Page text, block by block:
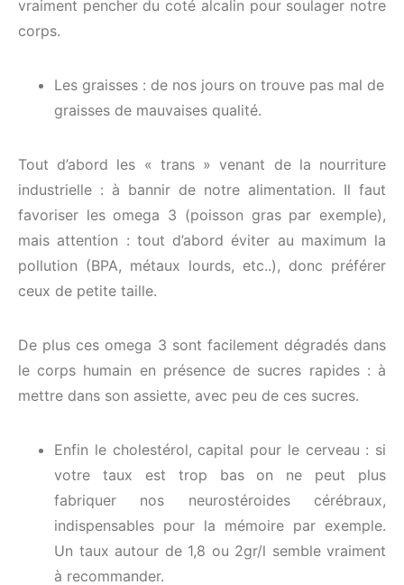
vraiment pencher du coté alcalin pour soulager notre
corps.
Les graisses : de nos jours on trouve pas mal de
graisses de mauvaises qualité.
Tout d’abord les « trans » venant de la nourriture
industrielle : à bannir de notre alimentation. Il faut
favoriser les omega 3 (poisson gras par exemple),
mais attention : tout d’abord éviter au maximum la
pollution (BPA, métaux lourds, etc..), donc préférer
ceux de petite taille.
De plus ces omega 3 sont facilement dégradés dans
le corps humain en présence de sucres rapides : à
mettre dans son assiette, avec peu de ces sucres.
Enfin le cholestérol, capital pour le cerveau : si
votre taux est trop bas on ne peut plus
fabriquer nos neurostéroides cérébraux,
indispensables pour la mémoire par exemple.
Un taux autour de 1,8 ou 2gr/l semble vraiment
à recommander.